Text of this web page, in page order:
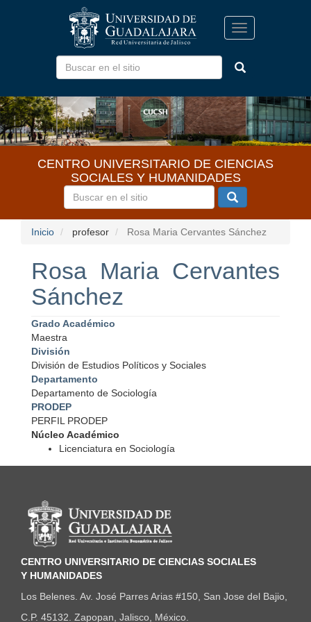
Toggle
navigation
CENTRO UNIVERSITARIO DE CIENCIAS
SOCIALES Y HUMANIDADES
Inicio profesor Rosa Maria Cervantes Sánchez
Rosa Maria Cervantes
Sánchez
Grado Académico
Maestra
División
División de Estudios Políticos y Sociales
Departamento
Departamento de Sociología
PRODEP
PERFIL PRODEP
Núcleo Académico
Licenciatura en Sociología
Información del portal
CENTRO UNIVERSITARIO DE CIENCIAS SOCIALES
Y HUMANIDADES
Los Belenes. Av. José Parres Arias #150, San Jose del Bajio,
C.P. 45132. Zapopan, Jalisco, México.